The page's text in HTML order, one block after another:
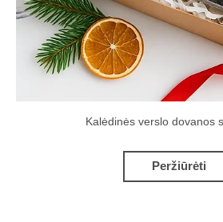
Kalėdinės verslo dovanos
Peržiūrėti